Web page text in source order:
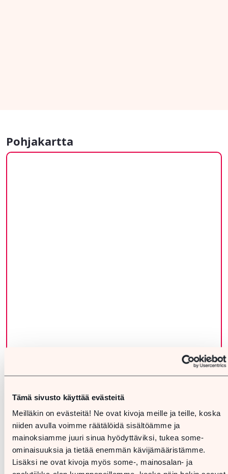
Tämä sivusto käyttää evästeitä
Meilläkin on evästeitä! Ne ovat kivoja meille ja teille, koska
niiden avulla voimme räätälöidä sisältöämme ja
mainoksiamme juuri sinua hyödyttäviksi, tukea some-
ominaisuuksia ja tietää enemmän kävijämääristämme.
Lisäksi ne ovat kivoja myös some-, mainosalan- ja
Pohjakartta